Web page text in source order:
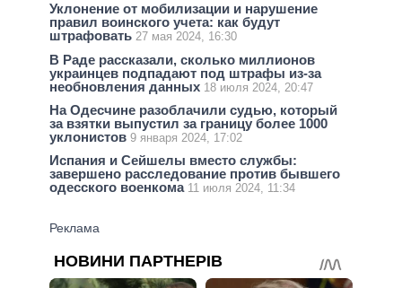
Уклонение от мобилизации и нарушение
правил воинского учета: как будут
штрафовать 27 мая 2024, 16:30
В Раде рассказали, сколько миллионов
украинцев подпадают под штрафы из-за
необновления данных 18 июля 2024, 20:47
На Одесчине разоблачили судью, который
за взятки выпустил за границу более 1000
уклонистов 9 января 2024, 17:02
Испания и Сейшелы вместо службы:
завершено расследование против бывшего
одесского военкома 11 июля 2024, 11:34